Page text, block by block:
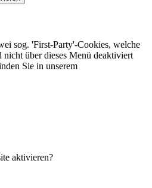
sog. 'First-Party'-Cookies, welche
über dieses Menü deaktiviert
Sie in unserem
aktivieren?